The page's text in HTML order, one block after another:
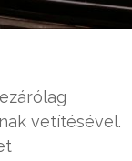
vetítésével.